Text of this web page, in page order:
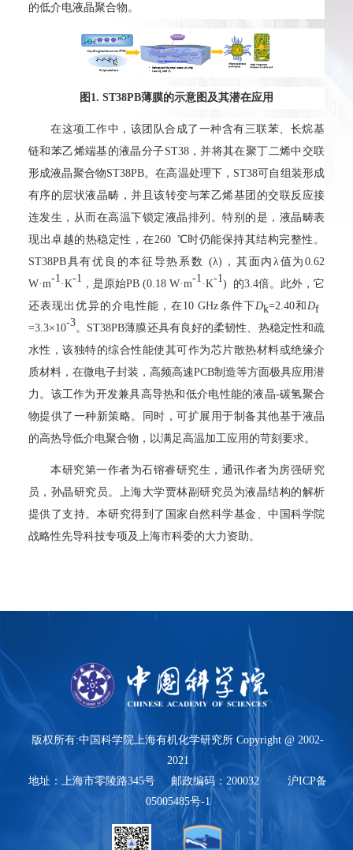
的低介电液晶聚合物。
图 1. ST38PB薄膜的示意图及其潜在应用
在这项工作中，该团队合成了一种含有三联苯、长烷基
链和苯乙烯端基的液晶分子ST38，并将其在聚丁二烯中交联
形成液晶聚合物ST38PB。在高温处理下， ST38可自组装形成
有序的层状液晶畴，并且该转变与苯乙烯基团的交联反应接
连发生，从而在高温下锁定液晶排列。特别的是，液晶畴表
现出卓越的热稳定性，在260 ℃时仍能保持其结构完整性。
ST38PB具有优良的本征导热系数(λ) ，其面内 λ值为0.62
W·m-1·K-1 ，是原始PB (0.18 W·m-1·K-1) 的3.4倍。此外，它
还表现出优异的介电性能，在10 GHz条件下Dk=2.40和Df
=3.3×10-3。 ST38PB薄膜还具有良好的柔韧性、热稳定性和疏
水性，该独特的综合性能使其可作为芯片散热材料或绝缘介
质材料，在微电子封装，高频高速PCB制造等方面极具应用潜
力。该工作为开发兼具高导热和低介电性能的液晶-碳氢聚合
物提供了一种新策略。同时，可扩展用于制备其他基于液晶
的高热导低介电聚合物，以满足高温加工应用的苛刻要求。
本研究第一作者为石镕睿研究生，通讯作者为房强研究
员，孙晶研究员。上海大学贾林副研究员为液晶结构的解析
提供了支持。本研究得到了国家自然科学基金、中国科学院
战略性先导科技专项及上海市科委的大力资助。
版权所有:中国科学院上海有机化学研究所 Copyright @ 2002-
2021
地址：上海市零陵路345号 邮政编码：200032 沪ICP备
05005485号-1